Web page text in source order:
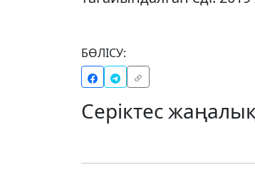
БӨЛІСУ:
Серіктес